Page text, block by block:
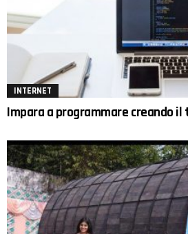
INTERNET
Impara a programmare creando il